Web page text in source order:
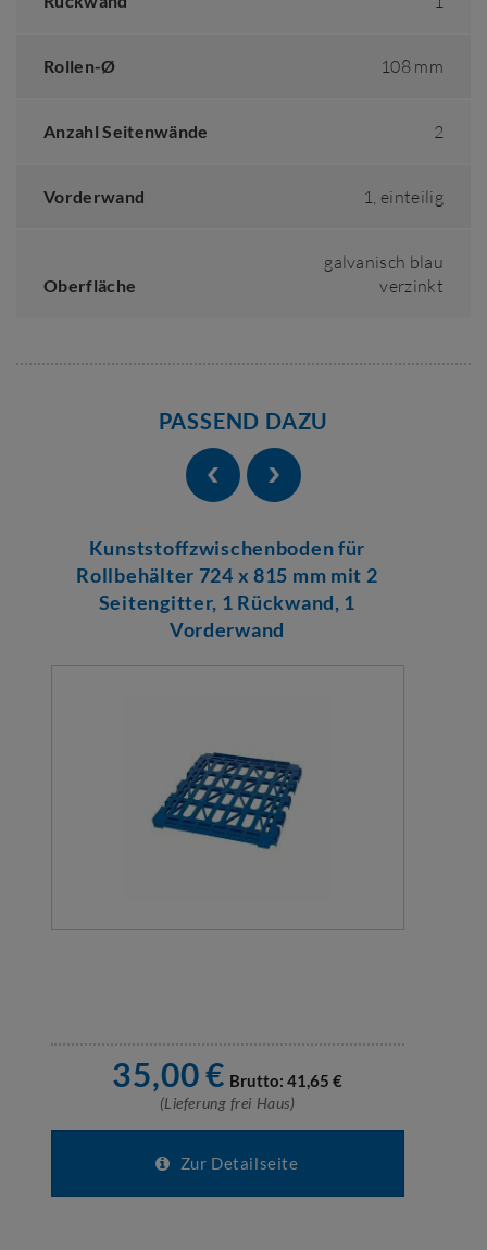
Rollen-Ø 108 mm
Anzahl Seitenwände 2
Vorderwand 1, einteilig
Oberfläche
galvanisch blau
verzinkt
PASSEND DAZU
Kunststoffzwischenboden für
Rollbehälter 724 x 815 mm mit 2
Seitengitter, 1 Rückwand, 1
Vorderwand
35,00€ Brutto: 41,65 €
(Lieferung frei Haus)
Zur Detailseite